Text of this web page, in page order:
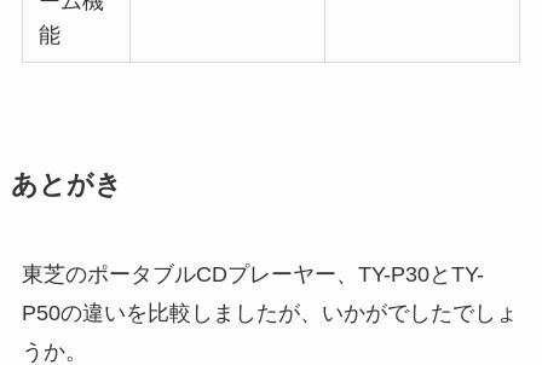
能
あとがき
東芝のポータブルCDプレーヤー、TY-P30とTY-
P50の違いを比較しましたが、いかがでしたでしょ
うか。